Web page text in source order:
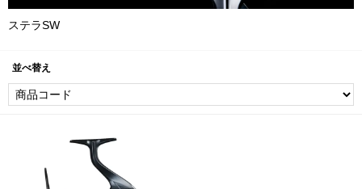
ステラSW
並べ替え